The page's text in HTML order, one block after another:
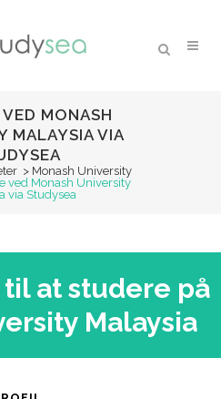
MONASH
MALAYSIA VIA
> Monash University
ved Monash University
via Studysea
at studere på
Malaysia